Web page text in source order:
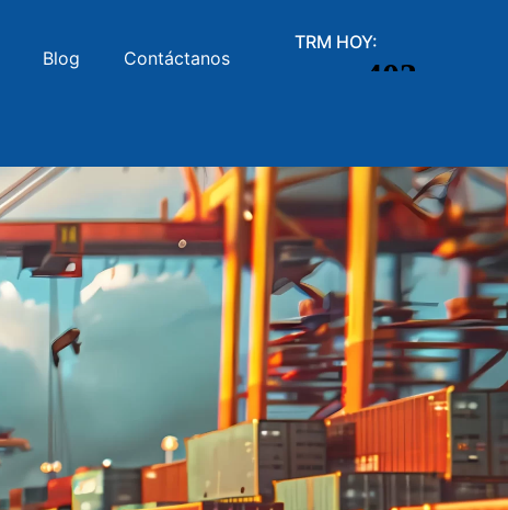
Blog Contáctanos
TRM HOY: